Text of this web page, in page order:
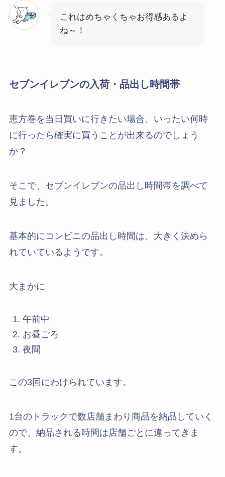
これはめちゃくちゃお得感あるよ
ね～！
セブンイレブンの入荷・品出し時間帯
恵方巻を当日買いに行きたい場合、いったい何時
に行ったら確実に買うことが出来るのでしょう
か？
そこで、セブンイレブンの品出し時間帯を調べて
見ました。
基本的にコンビニの品出し時間は、大きく決めら
れていているようです。
大まかに
午前中
お昼ごろ
夜間
この3回にわけられています。
1台のトラックで数店舗まわり商品を納品していく
ので、納品される時間は店舗ごとに違ってきま
す。